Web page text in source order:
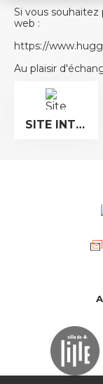
Si vous
web :
https://
Au plaisir
SITE INTERNET